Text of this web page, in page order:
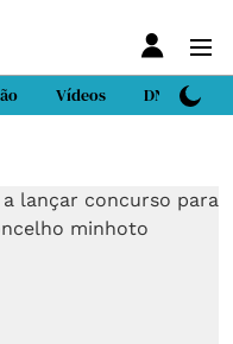
Vídeos DN Sport